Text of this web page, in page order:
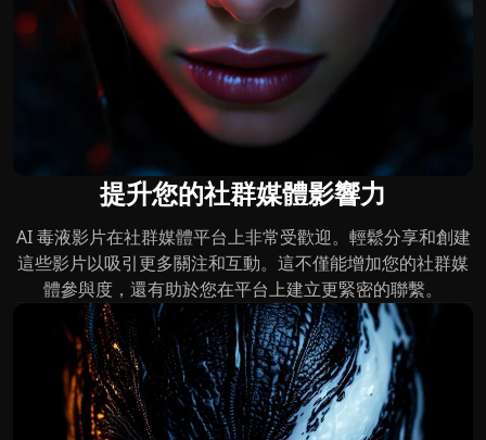
提升您的社群媒體影響力
AI 毒液影片在社群媒體平台上非常受歡迎。輕鬆分享和創建
這些影片以吸引更多關注和互動。這不僅能增加您的社群媒
體參與度，還有助於您在平台上建立更緊密的聯繫。